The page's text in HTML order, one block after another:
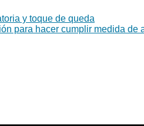
y toque de queda
para hacer cumplir medida de